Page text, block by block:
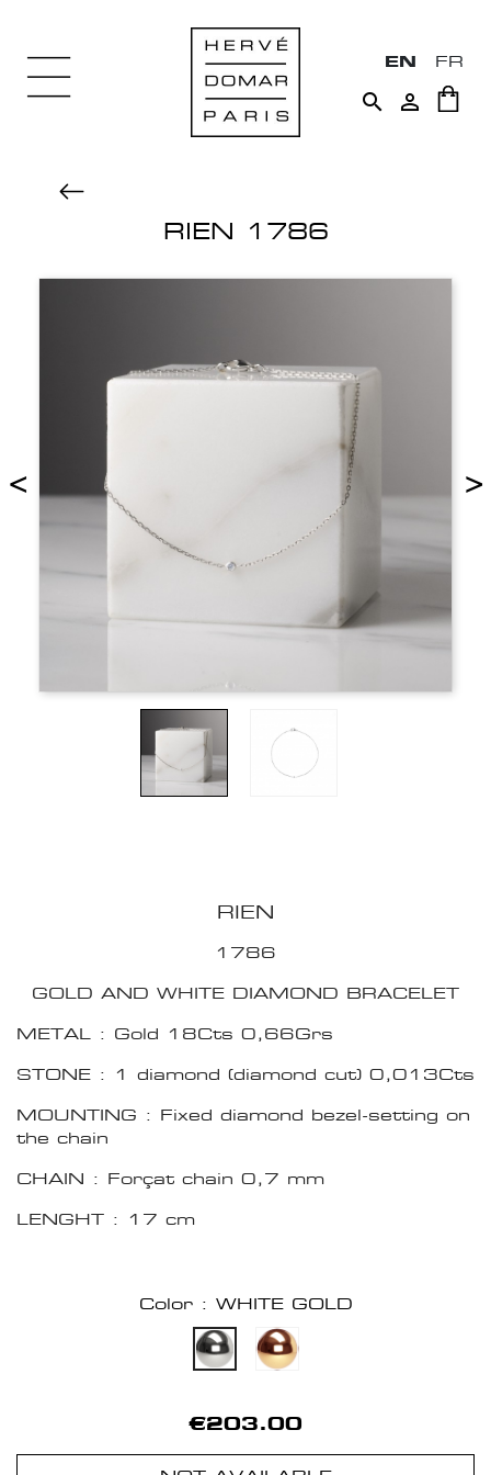
EN FR
 
RIEN 1786
< >
RIEN
1786
GOLD AND WHITE DIAMOND BRACELET
METAL : Gold 18Cts 0,66Grs
STONE : 1 diamond (diamond cut) 0,013Cts
MOUNTING : Fixed diamond bezel-setting on
the chain
CHAIN : Forçat chain 0,7 mm
LENGHT : 17 cm
Color : WHITE GOLD
€203.00